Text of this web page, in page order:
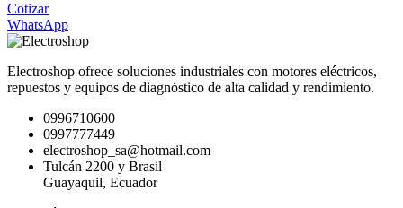
Cotizar
WhatsApp
Electroshop ofrece soluciones industriales con motores eléctricos,
repuestos y equipos de diagnóstico de alta calidad y rendimiento.
0996710600
0997777449
electroshop_sa@hotmail.com
Tulcán 2200 y Brasil
Guayaquil, Ecuador